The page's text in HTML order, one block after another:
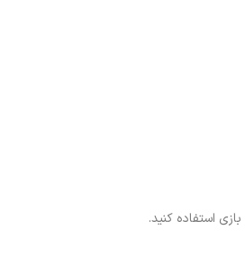
استفاده کنید.